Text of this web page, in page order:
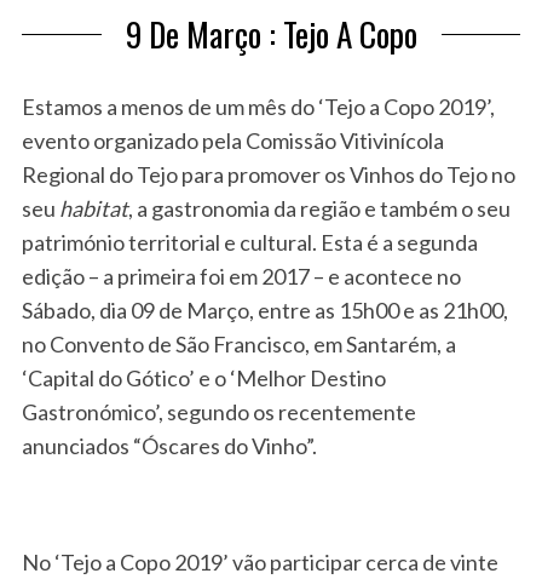
9 De Março : Tejo A Copo
Estamos a menos de um mês do ‘Tejo a Copo 2019’,
evento organizado pela Comissão Vitivinícola
Regional do Tejo para promover os Vinhos do Tejo no
seu habitat, a gastronomia da região e também o seu
património territorial e cultural. Esta é a segunda
edição – a primeira foi em 2017 – e acontece no
Sábado, dia 09 de Março, entre as 15h00 e as 21h00,
no Convento de São Francisco, em Santarém, a
‘Capital do Gótico’ e o ‘Melhor Destino
Gastronómico’, segundo os recentemente
anunciados “Óscares do Vinho”.
No ‘Tejo a Copo 2019’ vão participar cerca de vinte